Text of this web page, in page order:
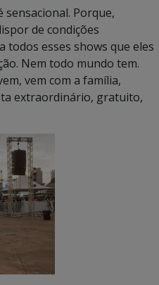
sensacional. Porque,
de condições
todos esses shows que eles
Nem todo mundo tem.
vem com a família,
extraordinário, gratuito,